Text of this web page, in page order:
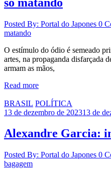
Posted By: Portal do Japones 0
matando
O estímulo do ódio é semeado
artes, na propaganda disfarçada
armam as mãos,
Read more
BRASIL POLÍTICA
13 de dezembro de 202313 de
Alexandre Garcia:
Posted By: Portal do Japones 0
bagagem